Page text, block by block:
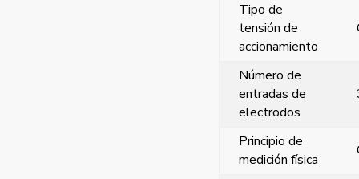
Tipo de
tensión de
accionamiento
Número de
entradas de
electrodos
Principio de
medición física